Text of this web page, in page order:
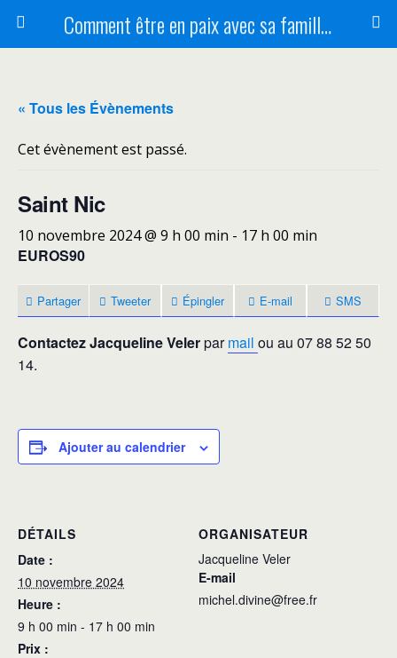
Comment être en paix avec sa famille ?
« Tous les Évènements
Cet évènement est passé.
Saint Nic
10 novembre 2024 @ 9 h 00 min - 17 h 00 min
EUROS90
Partager Tweeter Épingler E-mail SMS
Contactez Jacqueline Velerparmail ou au 07 88 52 50
14.
Ajouter au calendrier
DÉTAILS
Date :
10 novembre 2024
Heure :
9 h 00 min - 17 h 00 min
Prix :
ORGANISATEUR
Jacqueline Veler
E-mail
michel.divine@free.fr